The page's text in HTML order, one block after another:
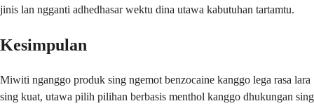
jinis lan ngganti adhedhasar wektu dina utawa kabutuhan tartamtu.
Kesimpulan
Miwiti nganggo produk sing ngemot benzocaine kanggo lega rasa lara
sing kuat, utawa pilih pilihan berbasis menthol kanggo dhukungan sing